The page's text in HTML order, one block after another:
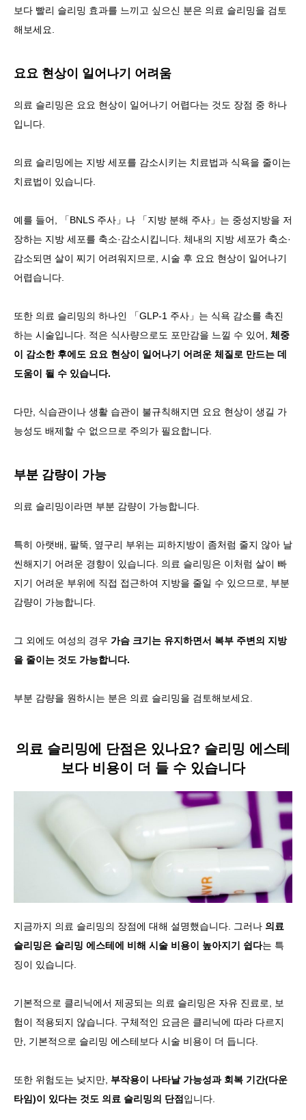
보다 빨리 슬리밍 효과를 느끼고 싶으신 분은 의료 슬리밍을 검토
해보세요.
요요 현상이 일어나기 어려움
의료 슬리밍은 요요 현상이 일어나기 어렵다는 것도 장점 중 하나
입니다.
의료 슬리밍에는 지방 세포를 감소시키는 치료법과 식욕을 줄이는
치료법이 있습니다.
예를 들어, 「BNLS 주사」나 「지방 분해 주사」는 중성지방을 저
장하는 지방 세포를 축소·감소시킵니다. 체내의 지방 세포가 축소·
감소되면 살이 찌기 어려워지므로, 시술 후 요요 현상이 일어나기
어렵습니다.
또한 의료 슬리밍의 하나인 「GLP-1 주사」는 식욕 감소를 촉진
하는 시술입니다. 적은 식사량으로도 포만감을 느낄 수 있어, 체중
이 감소한 후에도 요요 현상이 일어나기 어려운 체질로 만드는 데
도움이 될 수 있습니다.
다만, 식습관이나 생활 습관이 불규칙해지면 요요 현상이 생길 가
능성도 배제할 수 없으므로 주의가 필요합니다.
부분 감량이 가능
의료 슬리밍이라면 부분 감량이 가능합니다.
특히 아랫배, 팔뚝, 옆구리 부위는 피하지방이 좀처럼 줄지 않아 날
씬해지기 어려운 경향이 있습니다. 의료 슬리밍은 이처럼 살이 빠
지기 어려운 부위에 직접 접근하여 지방을 줄일 수 있으므로, 부분
감량이 가능합니다.
그 외에도 여성의 경우 가슴 크기는 유지하면서 복부 주변의 지방
을 줄이는 것도 가능합니다.
부분 감량을 원하시는 분은 의료 슬리밍을 검토해보세요.
의료 슬리밍에 단점은 있나요? 슬리밍 에스테
보다 비용이 더 들 수 있습니다
지금까지 의료 슬리밍의 장점에 대해 설명했습니다. 그러나 의료
슬리밍은 슬리밍 에스테에 비해 시술 비용이 높아지기 쉽다는 특
징이 있습니다.
기본적으로 클리닉에서 제공되는 의료 슬리밍은 자유 진료로, 보
험이 적용되지 않습니다. 구체적인 요금은 클리닉에 따라 다르지
만, 기본적으로 슬리밍 에스테보다 시술 비용이 더 듭니다.
또한 위험도는 낮지만, 부작용이 나타날 가능성과 회복 기간(다운
타임)이 있다는 것도 의료 슬리밍의 단점 입니다.